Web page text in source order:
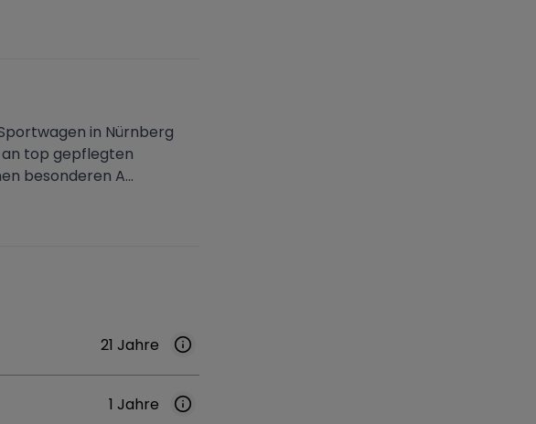
in Nürnberg
an top gepflegten
besonderen A...
21 Jahre
1 Jahre